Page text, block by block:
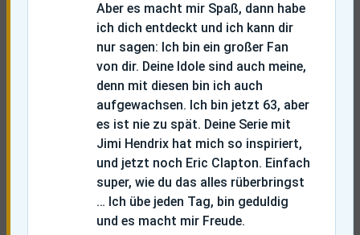
Aber es macht mir Spaß, dann habe
ich dich entdeckt und ich kann dir
nur sagen: Ich bin ein großer Fan
von dir. Deine Idole sind auch meine,
denn mit diesen bin ich auch
aufgewachsen. Ich bin jetzt 63, aber
es ist nie zu spät. Deine Serie mit
Jimi Hendrix hat mich so inspiriert,
und jetzt noch Eric Clapton. Einfach
super, wie du das alles rüberbringst
… Ich übe jeden Tag, bin geduldig
und es macht mir Freude.